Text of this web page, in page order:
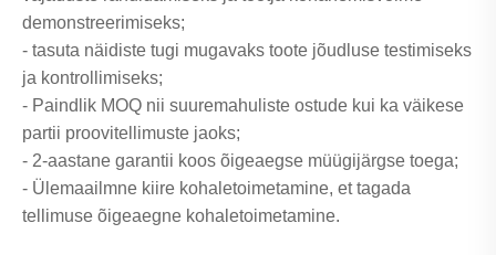
demonstreerimiseks;
- tasuta näidiste tugi mugavaks toote jõudluse testimiseks
ja kontrollimiseks;
- Paindlik MOQ nii suuremahuliste ostude kui ka väikese
partii proovitellimuste jaoks;
- 2-aastane garantii koos õigeaegse müügijärgse toega;
- Ülemaailmne kiire kohaletoimetamine, et tagada
tellimuse õigeaegne kohaletoimetamine.